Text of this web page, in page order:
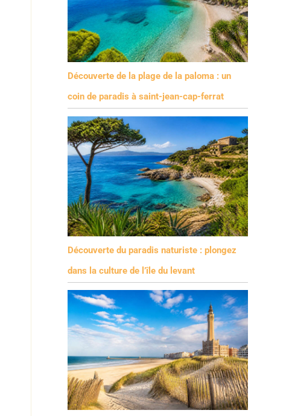
Découverte de la plage de la paloma : un
coin de paradis à saint-jean-cap-ferrat
Découverte du paradis naturiste : plongez
dans la culture de l’île du levant